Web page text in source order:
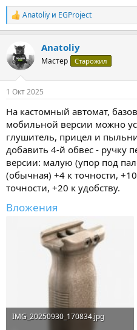
Р
е
ц
и
Anatoliy и EGProject
Anatoliy
Мастер Старожил
1 Окт 2025
На кастомный автомат,
мобильной версии можно
глушитель, прицел и
добавить 4-й обвес - ручку
версии: малую (упор под
(обычная) +4 к точности,
точности, +20 к удобству.
Вложения
IMG_20250930_170834.jpg